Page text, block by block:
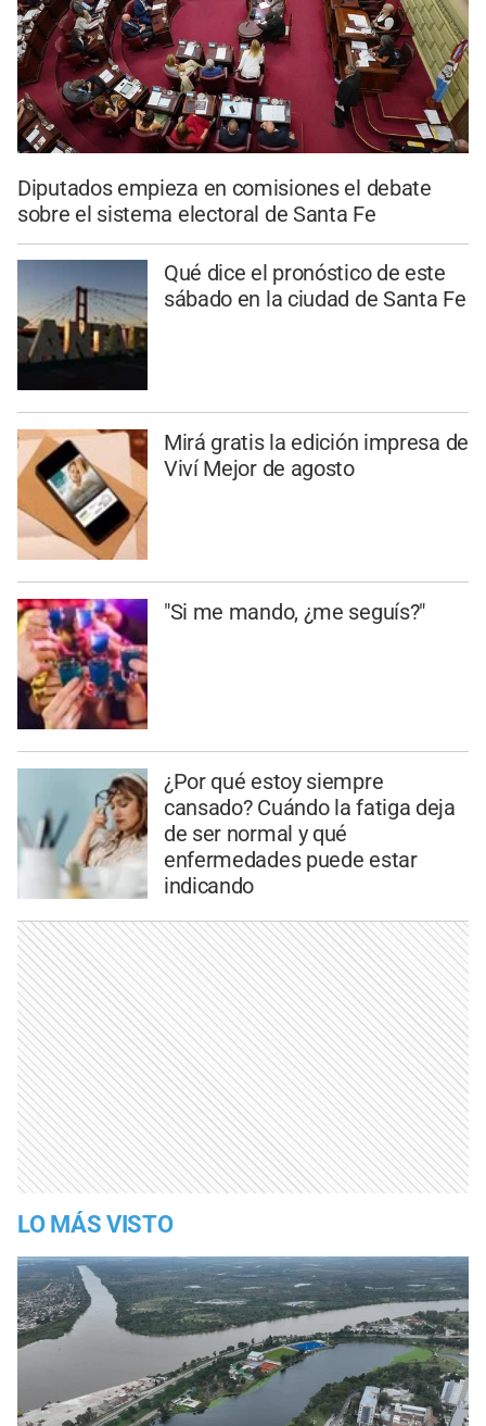
Diputados empieza en comisiones el debate
sobre el sistema electoral de Santa Fe
Qué dice el pronóstico de este
sábado en la ciudad de Santa Fe
Mirá gratis la edición impresa de
Viví Mejor de agosto
"Si me mando, ¿me seguís?"
¿Por qué estoy siempre
cansado? Cuándo la fatiga deja
de ser normal y qué
enfermedades puede estar
indicando
LO MÁS VISTO